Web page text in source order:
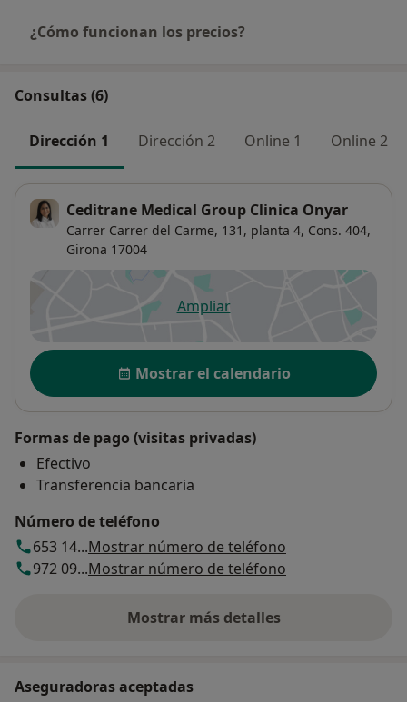
¿Cómo funcionan los precios?
Consultas (6)
Dirección 1 Dirección 2 Online 1 Online 2
Ceditrane Medical Group Clinica Onyar
Carrer Carrer del Carme, 131, planta 4, Cons. 404,
Girona 17004
Ampliarse abre en una nueva
Disponibilidad
Mostrar el calendario
Formas de pago (visitas privadas)
Efectivo
Transferencia bancaria
Número de teléfono
653 14...Mostrar número de teléfono
972 09...Mostrar número de teléfono
Mostrar más detalles
sobre la dirección
Aseguradoras aceptadas